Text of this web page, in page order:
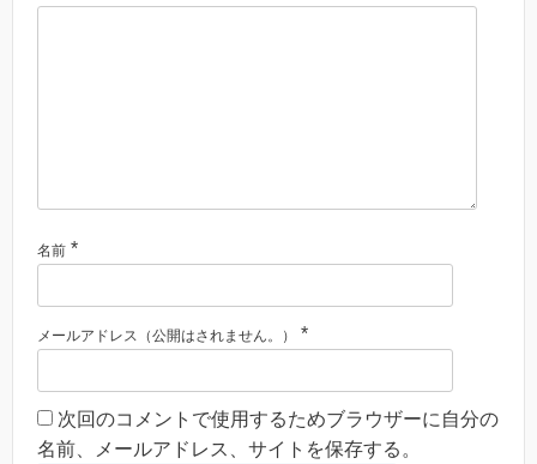
名前 *
メールアドレス（公開はされません。） *
次回のコメントで使用するためブラウザーに自分の
名前、メールアドレス、サイトを保存する。